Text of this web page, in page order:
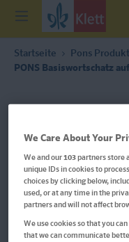
Startseite
Pons
PONS Basiswortschatz
We Care About Your
We and our103partners store
unique IDs in cookies to
choices by clicking below,
used, or at any time in the
partners and will not affect
We use cookies so that you
that we can communicate